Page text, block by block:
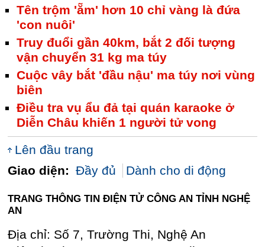
Tên trộm 'ẵm' hơn 10 chỉ vàng là đứa
'con nuôi'
Truy đuổi gần 40km, bắt 2 đối tượng
vận chuyển 31 kg ma túy
Cuộc vây bắt 'đầu nậu' ma túy nơi vùng
biên
Điều tra vụ ẩu đả tại quán karaoke ở
Diễn Châu khiến 1 người tử vong
Lên đầu trang
Giao diện: Đầy đủ Dành cho di động
TRANG THÔNG TIN ĐIỆN TỬ CÔNG AN TỈNH NGHỆ
AN
Địa chỉ: Số 7, Trường Thi, Nghệ An